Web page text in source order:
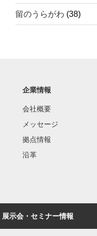
留のうらがわ (38)
企業情報
会社概要
メッセージ
拠点情報
沿革
展示会・セミナー情報